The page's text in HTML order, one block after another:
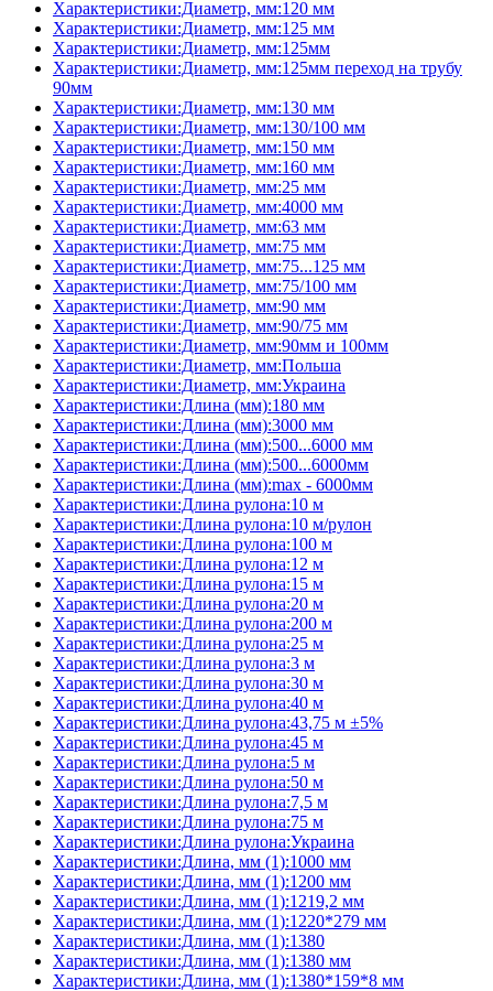
Характеристики:Диаметр, мм:120 мм
Характеристики:Диаметр, мм:125 мм
Характеристики:Диаметр, мм:125мм
Характеристики:Диаметр, мм:125мм переход на трубу
90мм
Характеристики:Диаметр, мм:130 мм
Характеристики:Диаметр, мм:130/100 мм
Характеристики:Диаметр, мм:150 мм
Характеристики:Диаметр, мм:160 мм
Характеристики:Диаметр, мм:25 мм
Характеристики:Диаметр, мм:4000 мм
Характеристики:Диаметр, мм:63 мм
Характеристики:Диаметр, мм:75 мм
Характеристики:Диаметр, мм:75...125 мм
Характеристики:Диаметр, мм:75/100 мм
Характеристики:Диаметр, мм:90 мм
Характеристики:Диаметр, мм:90/75 мм
Характеристики:Диаметр, мм:90мм и 100мм
Характеристики:Диаметр, мм:Польша
Характеристики:Диаметр, мм:Украина
Характеристики:Длина (мм):180 мм
Характеристики:Длина (мм):3000 мм
Характеристики:Длина (мм):500...6000 мм
Характеристики:Длина (мм):500...6000мм
Характеристики:Длина (мм):max - 6000мм
Характеристики:Длина рулона:10 м
Характеристики:Длина рулона:10 м/рулон
Характеристики:Длина рулона:100 м
Характеристики:Длина рулона:12 м
Характеристики:Длина рулона:15 м
Характеристики:Длина рулона:20 м
Характеристики:Длина рулона:200 м
Характеристики:Длина рулона:25 м
Характеристики:Длина рулона:3 м
Характеристики:Длина рулона:30 м
Характеристики:Длина рулона:40 м
Характеристики:Длина рулона:43,75 м ±5%
Характеристики:Длина рулона:45 м
Характеристики:Длина рулона:5 м
Характеристики:Длина рулона:50 м
Характеристики:Длина рулона:7,5 м
Характеристики:Длина рулона:75 м
Характеристики:Длина рулона:Украина
Характеристики:Длина, мм (1):1000 мм
Характеристики:Длина, мм (1):1200 мм
Характеристики:Длина, мм (1):1219,2 мм
Характеристики:Длина, мм (1):1220*279 мм
Характеристики:Длина, мм (1):1380
Характеристики:Длина, мм (1):1380 мм
Характеристики:Длина, мм (1):1380*159*8 мм